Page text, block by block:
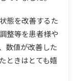
態を改善するた
整等を患者様や
数値が改善した
ときはとても嬉